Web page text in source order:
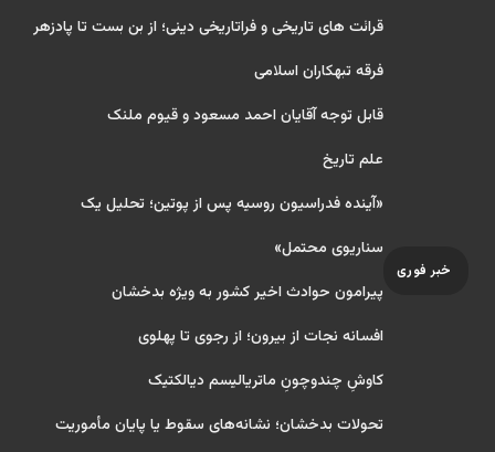
خبر فوری
قرائت های تاریخی و فراتاریخی دینی؛ از بن بست تا پادزهر
فرقه تبهکاران اسلامی
قابل توجه آقایان احمد مسعود و قیوم ملنک
علم تاریخ
«آینده فدراسیون روسیه پس از پوتین؛ تحلیل یک
سناریوی محتمل»
پیرامون حوادث اخیر کشور به ویژه بدخشان
افسانه نجات از بیرون؛ از رجوی تا پهلوی
کاوشِ چندو‌چونِ ماتریالیسم دیالکتیک
تحولات بدخشان؛ نشانه‌های سقوط یا پایان مأموریت